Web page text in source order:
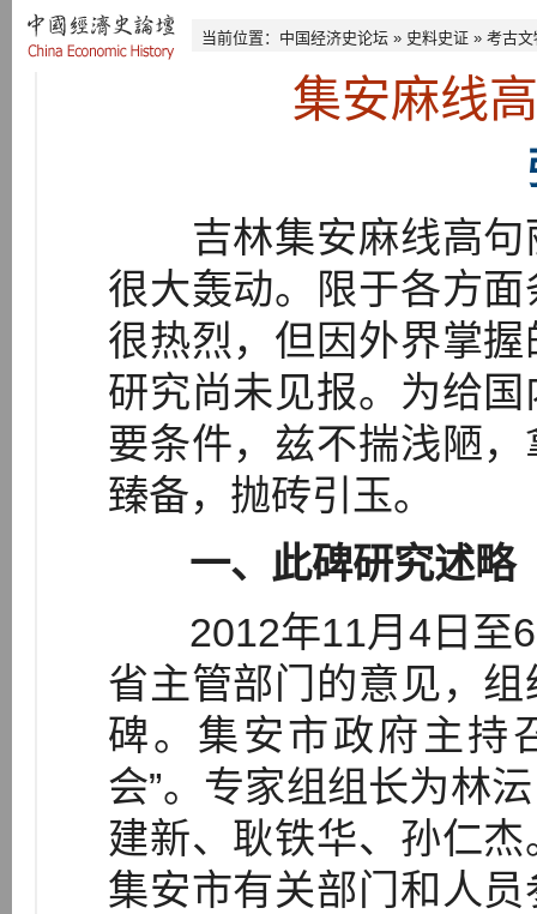
当前位置： 中国经济史论坛 » 史料史证 » 考古文
集安麻线
吉林集安麻线高句
很大轰动。限于各方
很热烈，但因外界掌
研究尚未见报。为给
要条件，兹不揣浅陋
臻备，抛砖引玉。
一、此碑研究述略
2012年11月4日至6
省主管部门的意见，
碑。集安市政府主持
会”。专家组组长为林
建新、耿铁华、孙仁
集安市有关部门和人